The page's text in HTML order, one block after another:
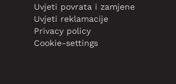
Uvjeti povrata i zamjene
Uvjeti reklamacije
Privacy policy
Cookie-settings